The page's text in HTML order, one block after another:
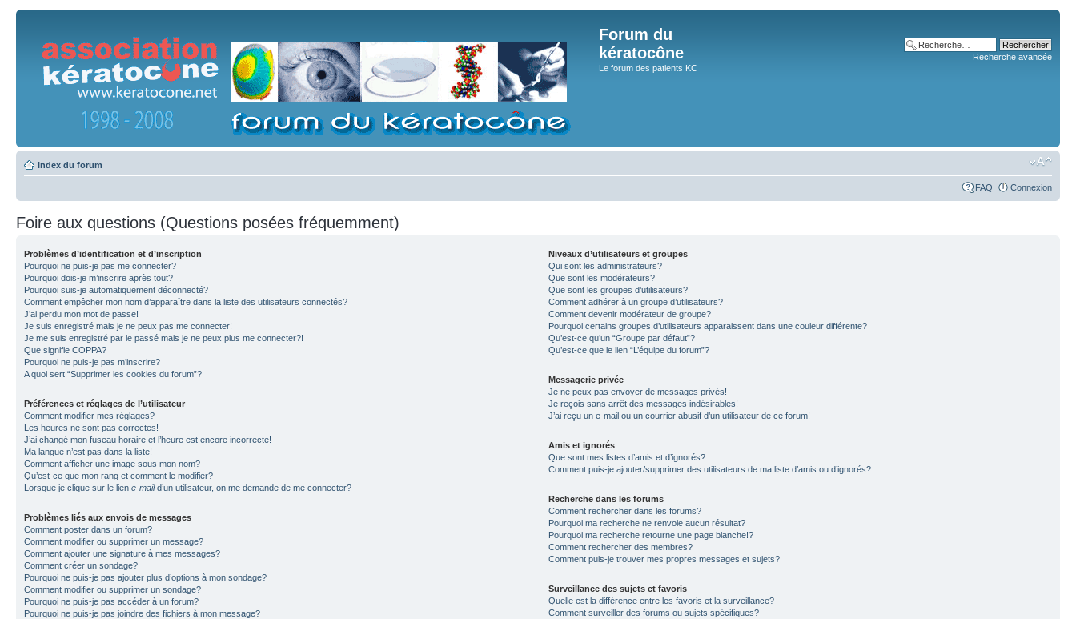
Forum du
kératocône
Le forum des patients KC
Recherche avancée
Index du forum
FAQ Connexion
Foire aux questions (Questions posées fréquemment)
Problèmes d’identification et d’inscription
Pourquoi ne puis-je pas me connecter?
Pourquoi dois-je m’inscrire après tout?
Pourquoi suis-je automatiquement déconnecté?
Comment empêcher mon nom d’apparaître dans la liste des utilisateurs connectés?
J’ai perdu mon mot de passe!
Je suis enregistré mais je ne peux pas me connecter!
Je me suis enregistré par le passé mais je ne peux plus me connecter?!
Que signifie COPPA?
Pourquoi ne puis-je pas m’inscrire?
A quoi sert “Supprimer les cookies du forum”?
Préférences et réglages de l’utilisateur
Comment modifier mes réglages?
Les heures ne sont pas correctes!
J’ai changé mon fuseau horaire et l’heure est encore incorrecte!
Ma langue n’est pas dans la liste!
Comment afficher une image sous mon nom?
Qu’est-ce que mon rang et comment le modifier?
Lorsque je clique sur le lien e-maild’un utilisateur, on me demande de me connecter?
Problèmes liés aux envois de messages
Comment poster dans un forum?
Comment modifier ou supprimer un message?
Comment ajouter une signature à mes messages?
Comment créer un sondage?
Pourquoi ne puis-je pas ajouter plus d’options à mon sondage?
Comment modifier ou supprimer un sondage?
Pourquoi ne puis-je pas accéder à un forum?
Pourquoi ne puis-je pas joindre des fichiers à mon message?
Niveaux d’utilisateurs et groupes
Qui sont les administrateurs?
Que sont les modérateurs?
Que sont les groupes d’utilisateurs?
Comment adhérer à un groupe d’utilisateurs?
Comment devenir modérateur de groupe?
Pourquoi certains groupes d’utilisateurs apparaissent dans une couleur différente?
Qu’est-ce qu’un “Groupe par défaut”?
Qu’est-ce que le lien “L’équipe du forum”?
Messagerie privée
Je ne peux pas envoyer de messages privés!
Je reçois sans arrêt des messages indésirables!
J’ai reçu un e-mail ou un courrier abusif d’un utilisateur de ce forum!
Amis et ignorés
Que sont mes listes d’amis et d’ignorés?
Comment puis-je ajouter/supprimer des utilisateurs de ma liste d’amis ou d’ignorés?
Recherche dans les forums
Comment rechercher dans les forums?
Pourquoi ma recherche ne renvoie aucun résultat?
Pourquoi ma recherche retourne une page blanche!?
Comment rechercher des membres?
Comment puis-je trouver mes propres messages et sujets?
Surveillance des sujets et favoris
Quelle est la différence entre les favoris et la surveillance?
Comment surveiller des forums ou sujets spécifiques?